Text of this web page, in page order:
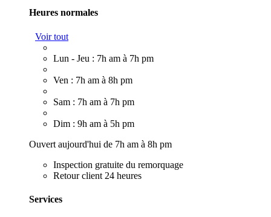
Heures normales
Voir tout
Lun - Jeu : 7h am à 7h pm
Ven : 7h am à 8h pm
Sam : 7h am à 7h pm
Dim : 9h am à 5h pm
Ouvert aujourd'hui de 7h am à 8h pm
Inspection gratuite du remorquage
Retour client 24 heures
Services